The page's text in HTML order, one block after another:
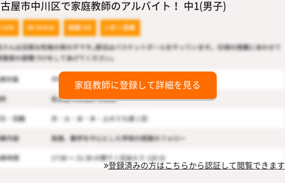
屋市中川区で家庭教師のアルバイト！ 中1(男子)
家庭教師に登録して詳細を見る
登録済みの方はこちらから認証して閲覧できます